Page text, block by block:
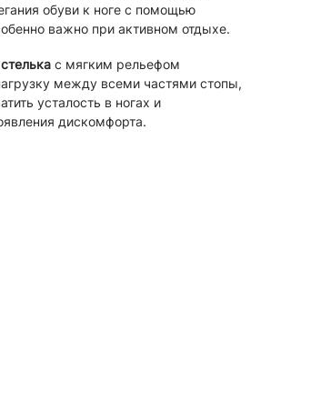
обуви к ноге с помощью
важно при активном отдыхе.
с мягким рельефом
между всеми частями стопы,
усталость в ногах и
дискомфорта.